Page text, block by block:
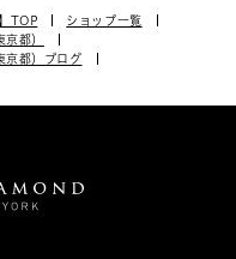
TOP
ショップ一覧
都）
京都）ブログ